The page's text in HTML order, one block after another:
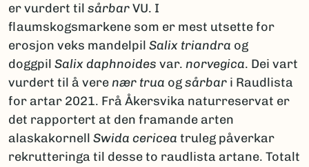
er vurdert til sårbarVU. I
flaumskogsmarkene som er mest utsette for
erosjon veks mandelpil Salix triandra og
doggpil Salix daphnoides var. norvegica. Dei vart
vurdert til å verenær trua ogsårbar i Raudlista
for artar 2021. Frå Åkersvika naturreservat er
det rapportert at den framande arten
alaskakornell Swida cericea truleg påverkar
rekrutteringa til desse to raudlista artane. Totalt